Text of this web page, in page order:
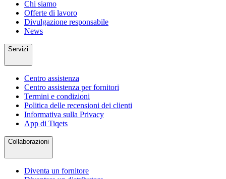
Chi siamo
Offerte di lavoro
Divulgazione responsabile
News
Servizi
Centro assistenza
Centro assistenza per fornitori
Termini e condizioni
Politica delle recensioni dei clienti
Informativa sulla Privacy
App di Tiqets
Collaborazioni
Diventa un fornitore